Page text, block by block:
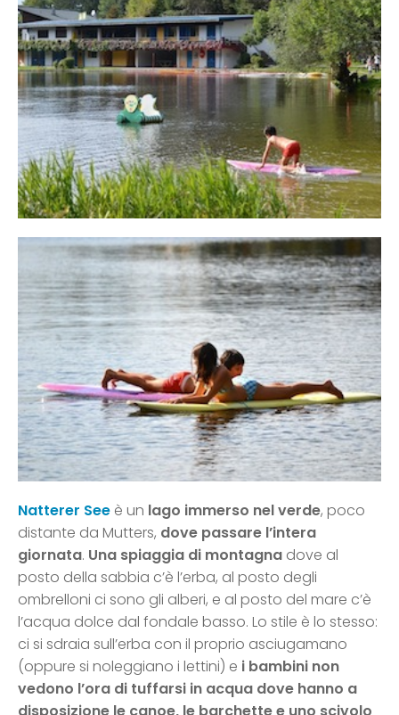
Natterer See è un lago immerso nel verde, poco
distante da Mutters, dove passare l’intera
giornata. Una spiaggia di montagna dove al
posto della sabbia c’è l’erba, al posto degli
ombrelloni ci sono gli alberi, e al posto del mare c’è
l’acqua dolce dal fondale basso. Lo stile è lo stesso:
ci si sdraia sull’erba con il proprio asciugamano
(oppure si noleggiano i lettini) e i bambini non
vedono l’ora di tuffarsi in acqua dove hanno a